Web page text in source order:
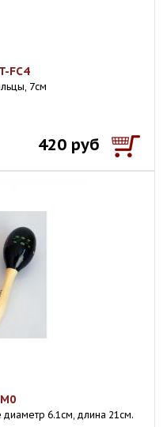
FC4
7см
420 руб
6.1cм, длина 21см.